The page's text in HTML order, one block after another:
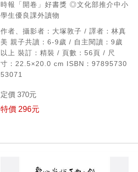
時報「開卷」好書獎 ◎文化部推介中小
學生優良課外讀物
作者、攝影者：大塚敦子 / 譯者：林真
美 親子共讀：6-9歲 / 自主閱讀：9歲
以上 裝訂：精裝 / 頁數：56頁 / 尺
寸：22.5×20.0 cm ISBN：97895730
53071
定價 370元
特價 296元